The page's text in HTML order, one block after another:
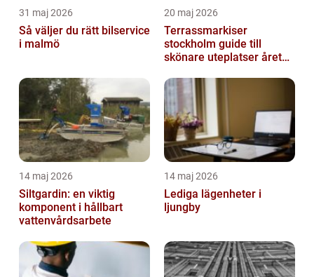
31 maj 2026
Så väljer du rätt bilservice
i malmö
20 maj 2026
Terrassmarkiser
stockholm guide till
skönare uteplatser året
14 maj 2026
Siltgardin: en viktig
komponent i hållbart
vattenvårdsarbete
14 maj 2026
Lediga lägenheter i
ljungby